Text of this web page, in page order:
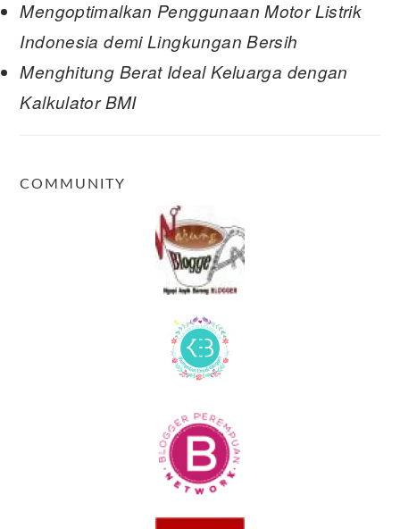
Mengoptimalkan Penggunaan Motor Listrik
Indonesia demi Lingkungan Bersih
Menghitung Berat Ideal Keluarga dengan
Kalkulator BMI
COMMUNITY